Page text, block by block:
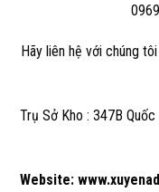
Hãy liên hệ với chúng
Trụ Sở Kho : 347B Quốc
Website: